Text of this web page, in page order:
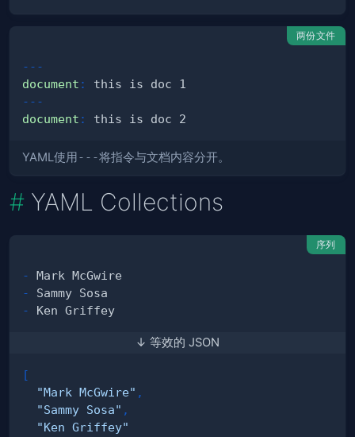
两份文件
---
document :
---
document :
YAML使用 ---将指令与文档内容分开。
YAML Collections
序列
-
-
-
↓ 等效的 JSON
[
"Mark McGwire" ,
"Sammy Sosa" ,
"Ken Griffey"